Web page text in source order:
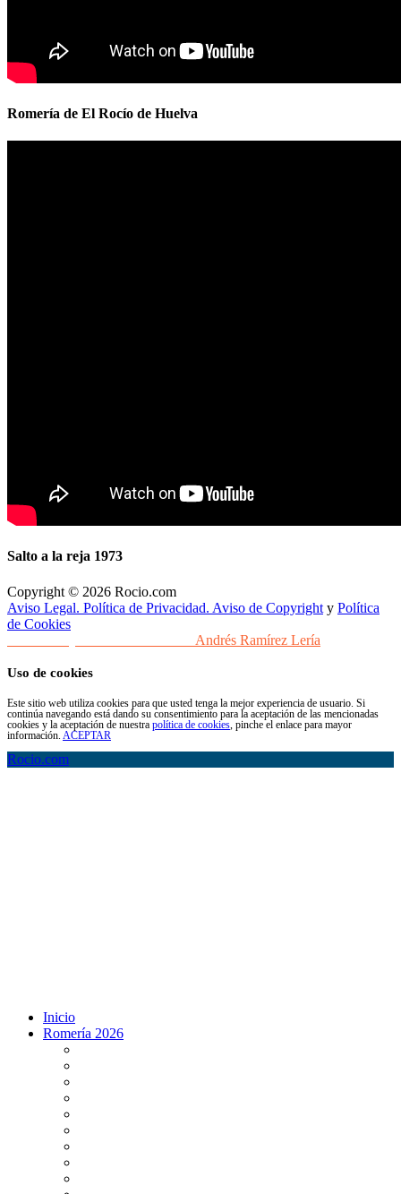
Romería de El Rocío de Huelva
Salto a la reja 1973
Copyright © 2026 Rocio.com
Aviso Legal. Política de Privacidad. Aviso de Copyright y Política
de Cookies
Andrés Ramírez Lería
Uso de cookies
Este sitio web utiliza cookies para que usted tenga la mejor experiencia de usuario. Si
continúa navegando está dando su consentimiento para la aceptación de las mencionadas
cookies y la aceptación de nuestra política de cookies , pinche el enlace para mayor
información. ACEPTAR
Rocio.com
Inicio
Romería 2026